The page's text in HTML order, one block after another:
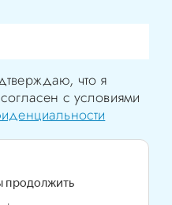
что я
с условиями